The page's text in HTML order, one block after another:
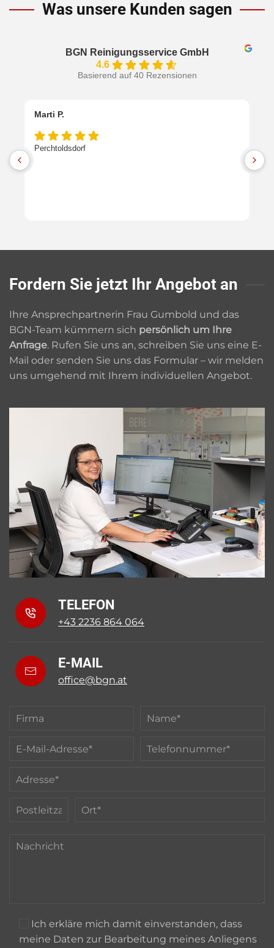
Was unsere Kunden sagen
BGN Reinigungsservice GmbH
4.6
Basierend auf 40 Rezensionen
Marti P.
Perchtoldsdorf
Fordern Sie jetzt Ihr Angebot an
Ihre Ansprechpartnerin Frau Gumbold und das
BGN-Team kümmern sich persönlich um Ihre
Anfrage. Rufen Sie uns an, schreiben Sie uns eine E-
Mail oder senden Sie uns das Formular – wir melden
uns umgehend mit Ihrem individuellen Angebot.
TELEFON
+43 2236 864 064
E-MAIL
office@bgn.at
Ich erkläre mich damit einverstanden, dass
meine Daten zur Bearbeitung meines Anliegens